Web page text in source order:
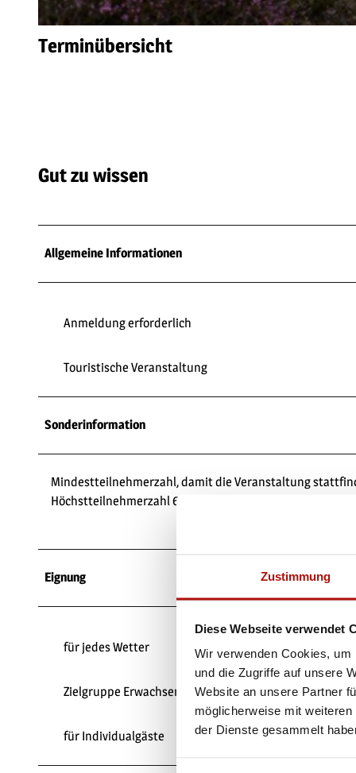
Zustimmung
Diese Webseite verwendet
Wir verwenden Cookies,
und die Zugriffe auf unsere
Website an unsere Partner
möglicherweise mit
der Dienste gesammelt
Terminübersicht
Gut zu wissen
Allgemeine Informationen
Anmeldung erforderlich
Touristische Veranstaltung
Sonderinformation
Mindestteilnehmerzahl, damit die Veranstaltung
Höchstteilnehmerzahl 6 Personen
Eignung
für jedes Wetter
Zielgruppe Erwachsene
für Individualgäste